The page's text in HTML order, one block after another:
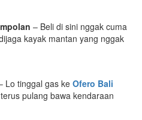
– Beli di sini nggak cuma
kayak mantan yang nggak
Lo tinggal gas keOfero Bali
pulang bawa kendaraan